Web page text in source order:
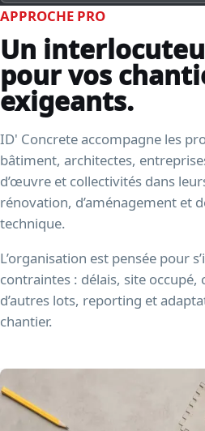
APPROCHE PRO
Un
pour vos
exigeants.
ID' Concrete accompagne les
bâtiment, architectes,
d’œuvre et collectivités dans
rénovation, d’aménagement et
technique.
L’organisation est pensée pour
contraintes : délais, site occupé,
d’autres lots, reporting et
chantier.